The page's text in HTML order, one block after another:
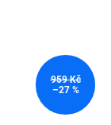
959 Kč
–27 %